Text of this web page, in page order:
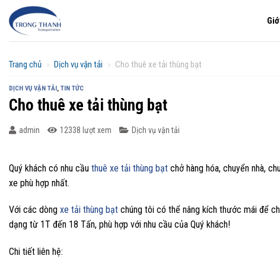
Chuyển
đến
Trang chủ » Dịch vụ vận tải » Cho thuê xe tải thùng bạt
DỊCH VỤ VẬN TẢI, TIN TỨC
Cho thuê xe tải thùng bạt
admin 12338 lượt xem Dịch vụ vận tải
Quý khách có nhu cầu thuê xe tải thùng bạt chở hàng hóa, chuyển nhà,
xe phù hợp nhất.
Với các dòng xe tải thùng bạt chúng tôi có thể nâng kích thước mái để
dạng từ 1T đến 18 Tấn, phù hợp với nhu cầu của Quý khách!
Chi tiết liên hệ: